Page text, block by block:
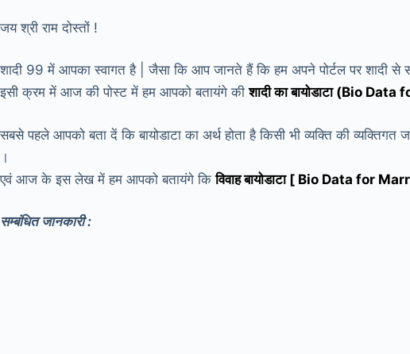
जय श्री राम दोस्तों !
शादी 99 में आपका स्वागत है | जैसा कि आप जानते हैं कि हम अपने पोर्टल पर शादी से
इसी क्रम में आज की पोस्ट में हम आपको बतायंगे कीशादी का बायोडाटा (Bio
सबसे पहले आपको बता दें कि बायोडाटा का अर्थ होता है किसी भी व्यक्ति की व्यक्तिगत
।
एवं आज के इस लेख में हम आपको बतायंगे किविवाह बायोडाटा [ Bio Data for
सम्बंधित जानकारी :